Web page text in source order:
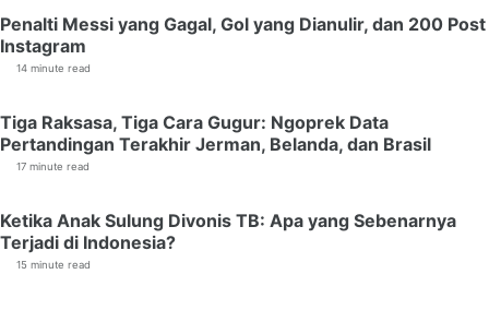
Penalti Messi yang Gagal, Gol yang Dianulir, dan 200 Post
Instagram
14 minute read
Tiga Raksasa, Tiga Cara Gugur: Ngoprek Data
Pertandingan Terakhir Jerman, Belanda, dan Brasil
17 minute read
Ketika Anak Sulung Divonis TB: Apa yang Sebenarnya
Terjadi di Indonesia?
15 minute read